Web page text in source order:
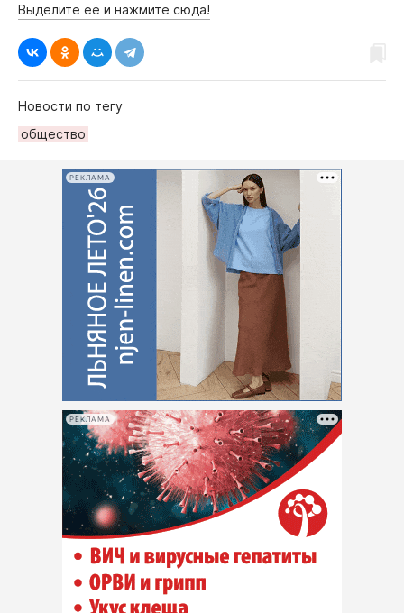
Выделите её и нажмите сюда!
Новости по тегу
общество
РЕКЛАМА
РЕКЛАМА